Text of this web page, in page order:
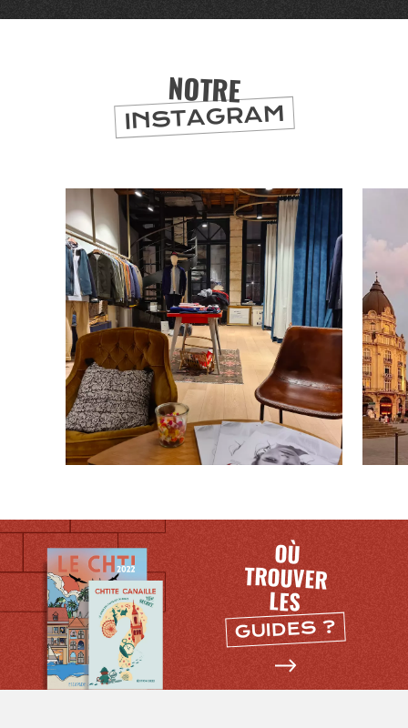
NOTRE
INSTAGRAM
DEPUIS 1973
OÙ
TROUVER
LES
GUIDES ?